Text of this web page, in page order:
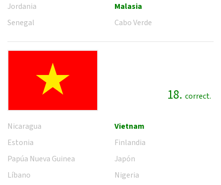
Jordania
Senegal
Malasia
Cabo Verde
18. correct.
Nicaragua
Estonia
Papúa Nueva Guinea
Líbano
Vietnam
Finlandia
Japón
Nigeria